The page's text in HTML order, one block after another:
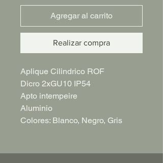
Agregar al carrito
Realizar compra
Aplique Cilindrico ROF
Dicro 2xGU10 IP54
Apto intempeire
Aluminio
Colores: Blanco, Negro, Gris